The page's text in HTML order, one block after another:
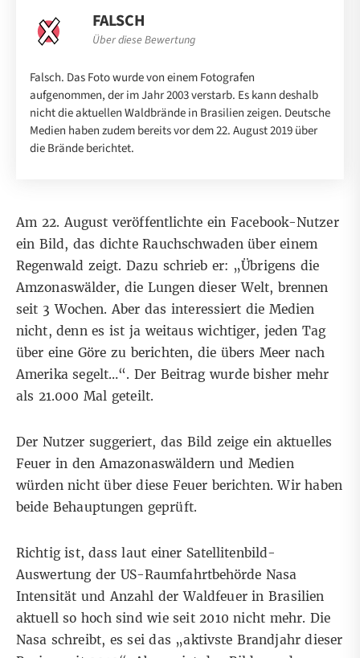
FALSCH
Über diese Bewertung
Falsch. Das Foto wurde von einem Fotografen
aufgenommen, der im Jahr 2003 verstarb. Es kann deshalb
nicht die aktuellen Waldbrände in Brasilien zeigen. Deutsche
Medien haben zudem bereits vor dem 22. August 2019 über
die Brände berichtet.
Am 22. August veröffentlichte ein Facebook-Nutzer
ein Bild , das dichte Rauchschwaden über einem
Regenwald zeigt. Dazu schrieb er: „Übrigens die
Amzonaswälder, die Lungen dieser Welt, brennen
seit 3 Wochen. Aber das interessiert die Medien
nicht, denn es ist ja weitaus wichtiger, jeden Tag
über eine Göre zu berichten, die übers Meer nach
Amerika segelt…“. Der Beitrag wurde bisher mehr
als 21.000 Mal geteilt.
Der Nutzer suggeriert, das Bild zeige ein aktuelles
Feuer in den Amazonaswäldern und Medien
würden nicht über diese Feuer berichten. Wir haben
beide Behauptungen geprüft.
Richtig ist, dasslaut einer Satellitenbild-
Auswertungder US-Raumfahrtbehörde Nasa
Intensität und Anzahl der Waldfeuer in Brasilien
aktuell so hoch sind wie seit 2010 nicht mehr. Die
Nasa schreibt, es sei das „aktivste Brandjahr dieser